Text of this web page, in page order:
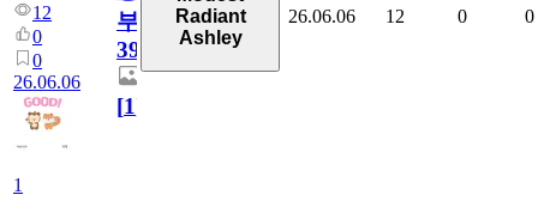
12
0
0
26.06.06
1
부
39
[1]
Radiant
Ashley
26.06.06 12 0 0